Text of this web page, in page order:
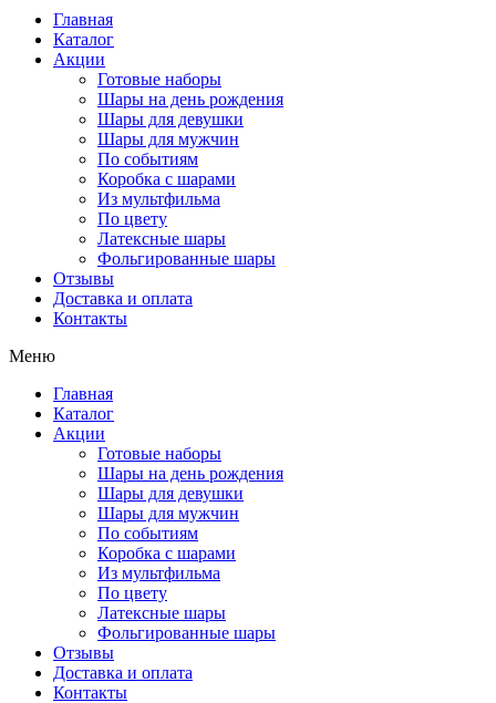
Главная
Каталог
Акции
Готовые наборы
Шары на день рождения
Шары для девушки
Шары для мужчин
По событиям
Коробка с шарами
Из мультфильма
По цвету
Латексные шары
Фольгированные шары
Отзывы
Доставка и оплата
Контакты
Меню
Главная
Каталог
Акции
Готовые наборы
Шары на день рождения
Шары для девушки
Шары для мужчин
По событиям
Коробка с шарами
Из мультфильма
По цвету
Латексные шары
Фольгированные шары
Отзывы
Доставка и оплата
Контакты